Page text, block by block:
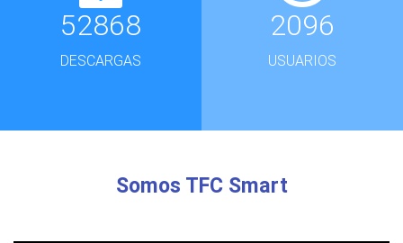
52868
DESCARGAS
2096
USUARIOS
Somos TFC Smart